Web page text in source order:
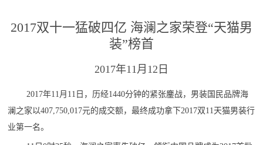
2017双十一猛破四亿 海澜之家荣登“天猫男
装”榜首
2017年11月12日
2017年11月11日，历经1440分钟的紧张鏖战，男装国民品牌海
澜之家以407,750,017元的成交额，最终成功拿下2017双11天猫男装行
业第一名。